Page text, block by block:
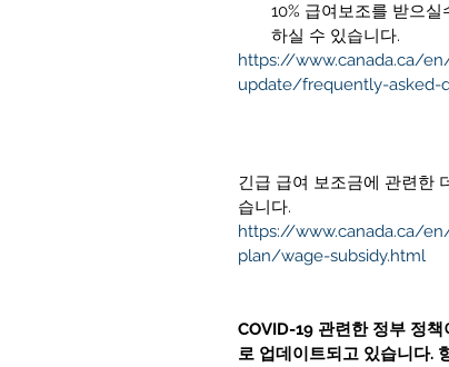
10% 급여보조를 받으
하실 수 있습니다.
https://www.canada.ca/
update/frequently-asked-
긴급 급여 보조금에 관련한
습니다.
https://www.canada.ca/
plan/wage-subsidy.html
COVID-19 관련한 정부 정
로 업데이트되고 있습니다.